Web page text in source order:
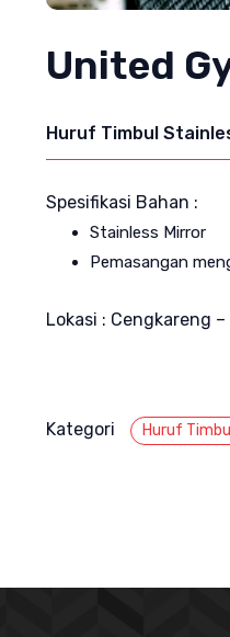
United
Huruf Timbul
Spesifikasi Bahan :
Stainless Mirror
Pemasangan
Lokasi : Cengkareng
Kategori Huruf